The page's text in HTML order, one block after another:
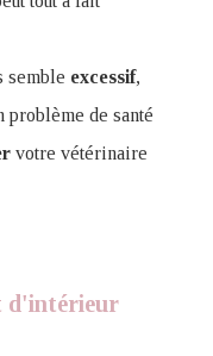
semble excessif,
problème de santé
votre vétérinaire
d'intérieur